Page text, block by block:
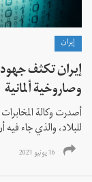
إيران
إيران تكثف
وصاروخية ألمانية
أصدرت وكالة المخابرات
للبلاد، والذي جاء
16 يونيو 2021